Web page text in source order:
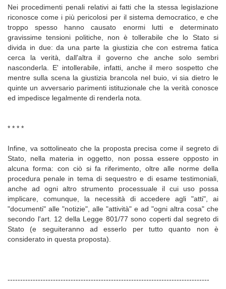
Nei procedimenti penali relativi ai fatti che la stessa legislazione
riconosce come i più pericolosi per il sistema democratico, e che
troppo spesso hanno causato enormi lutti e determinato
gravissime tensioni politiche, non è tollerabile che lo Stato si
divida in due: da una parte la giustizia che con estrema fatica
cerca la verità, dall'altra il governo che anche solo sembri
nasconderla. E' intollerabile, infatti, anche il mero sospetto che
mentre sulla scena la giustizia brancola nel buio, vi sia dietro le
quinte un avversario parimenti istituzionale che la verità conosce
ed impedisce legalmente di renderla nota.
* * * *
Infine, va sottolineato che la proposta precisa come il segreto di
Stato, nella materia in oggetto, non possa essere opposto in
alcuna forma: con ciò si fa riferimento, oltre alle norme della
procedura penale in tema di sequestro e di esame testimoniali,
anche ad ogni altro strumento processuale il cui uso possa
implicare, comunque, la necessità di accedere agli "atti", ai
"documenti" alle "notizie", alle "attività" e ad "ogni altra cosa" che
secondo l'art. 12 della Legge 801/77 sono coperti dal segreto di
Stato (e seguiteranno ad esserlo per tutto quanto non è
considerato in questa proposta).
--------------------------------------------------------------------------------